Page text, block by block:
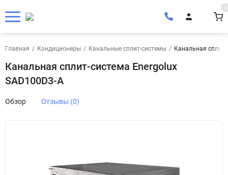
0
Главная / Кондиционеры / Канальные сплит-системы / Канальная
Канальная сплит-система Energolux
SAD100D3-A
Обзор Отзывы (0)